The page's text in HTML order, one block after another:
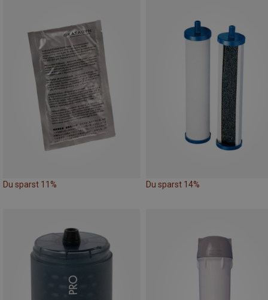
Du sparst 11% Du sparst 14%